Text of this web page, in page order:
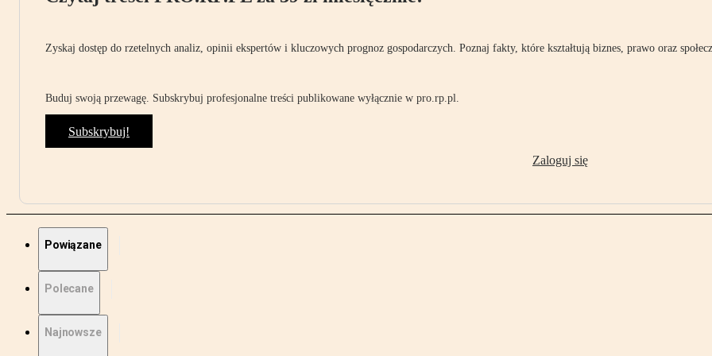
Zyskaj dostęp do rzetelnych analiz, opinii ekspertów i kluczowych prognoz gospodarczych. Poznaj fakty, które kształtują biznes, prawo oraz
Buduj swoją przewagę. Subskrybuj profesjonalne treści publikowane wyłącznie w pro.rp.pl.
Subskrybuj!
Zaloguj się
Powiązane
Polecane
Najnowsze